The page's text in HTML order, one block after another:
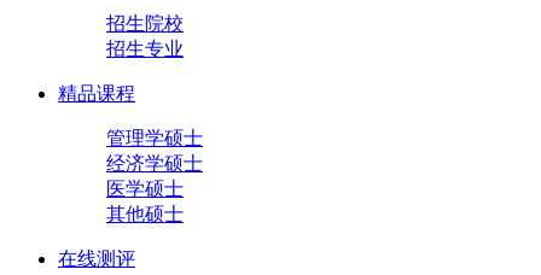
招生院校
招生专业
精品课程
管理学硕士
经济学硕士
医学硕士
其他硕士
在线测评